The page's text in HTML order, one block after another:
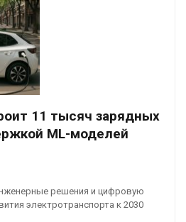
11 тысяч зарядных
ML-моделей
решения и цифровую
электротранспорта к 2030